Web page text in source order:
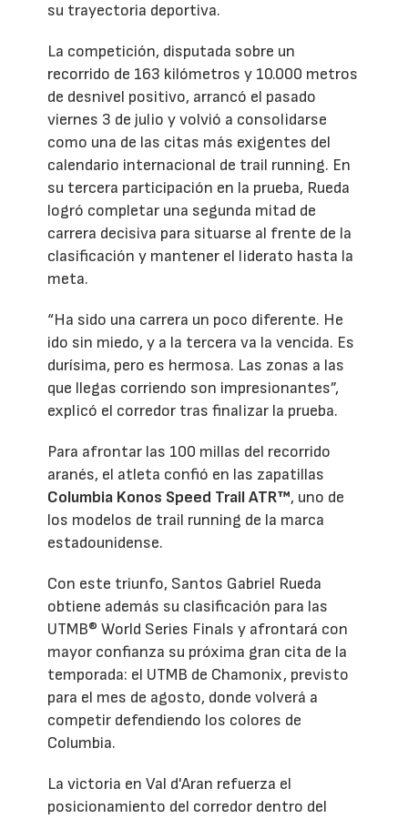
su trayectoria deportiva.
La competición, disputada sobre un
recorrido de 163 kilómetros y 10.000 metros
de desnivel positivo, arrancó el pasado
viernes 3 de julio y volvió a consolidarse
como una de las citas más exigentes del
calendario internacional de trail running. En
su tercera participación en la prueba, Rueda
logró completar una segunda mitad de
carrera decisiva para situarse al frente de la
clasificación y mantener el liderato hasta la
meta.
“Ha sido una carrera un poco diferente. He
ido sin miedo, y a la tercera va la vencida. Es
durísima, pero es hermosa. Las zonas a las
que llegas corriendo son impresionantes”,
explicó el corredor tras finalizar la prueba.
Para afrontar las 100 millas del recorrido
aranés, el atleta confió en las zapatillas
Columbia Konos Speed Trail ATR™, uno de
los modelos de trail running de la marca
estadounidense.
Con este triunfo, Santos Gabriel Rueda
obtiene además su clasificación para las
UTMB® World Series Finals y afrontará con
mayor confianza su próxima gran cita de la
temporada: el UTMB de Chamonix, previsto
para el mes de agosto, donde volverá a
competir defendiendo los colores de
Columbia.
La victoria en Val d'Aran refuerza el
posicionamiento del corredor dentro del